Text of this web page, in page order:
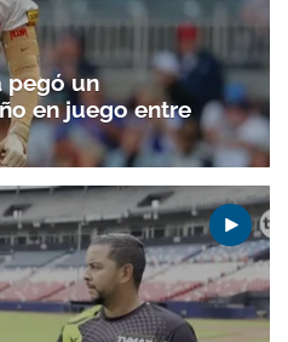
pegó un
en juego entre